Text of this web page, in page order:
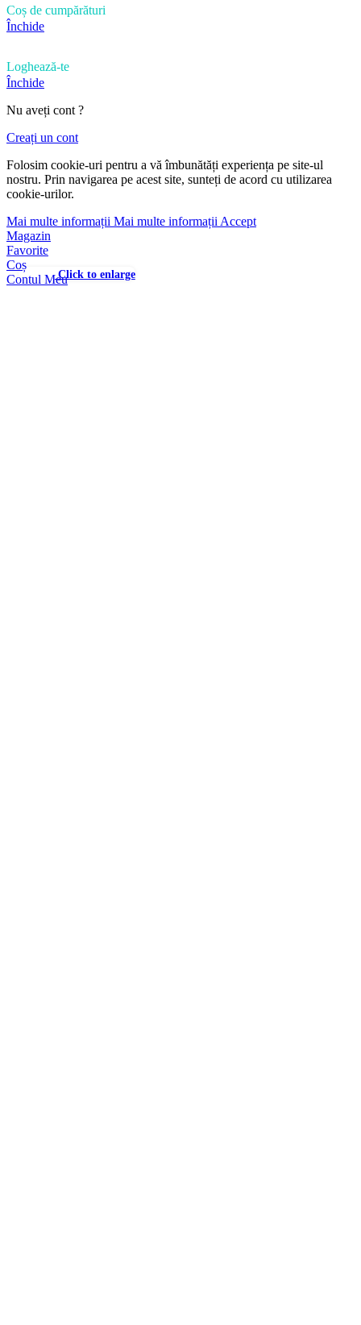
Click to enlarge
Coș de cumpărături
Închide
Loghează-te
Închide
Nu aveți cont ?
Creați un cont
Folosim cookie-uri pentru a vă îmbunătăți experiența pe site-ul
nostru. Prin navigarea pe acest site, sunteți de acord cu utilizarea
cookie-urilor.
Mai multe informații Mai multe informații Accept
Magazin
Favorite
Coș
Contul Meu